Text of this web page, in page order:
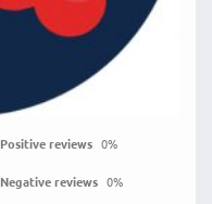
Positive reviews 0%
Negative reviews 0%